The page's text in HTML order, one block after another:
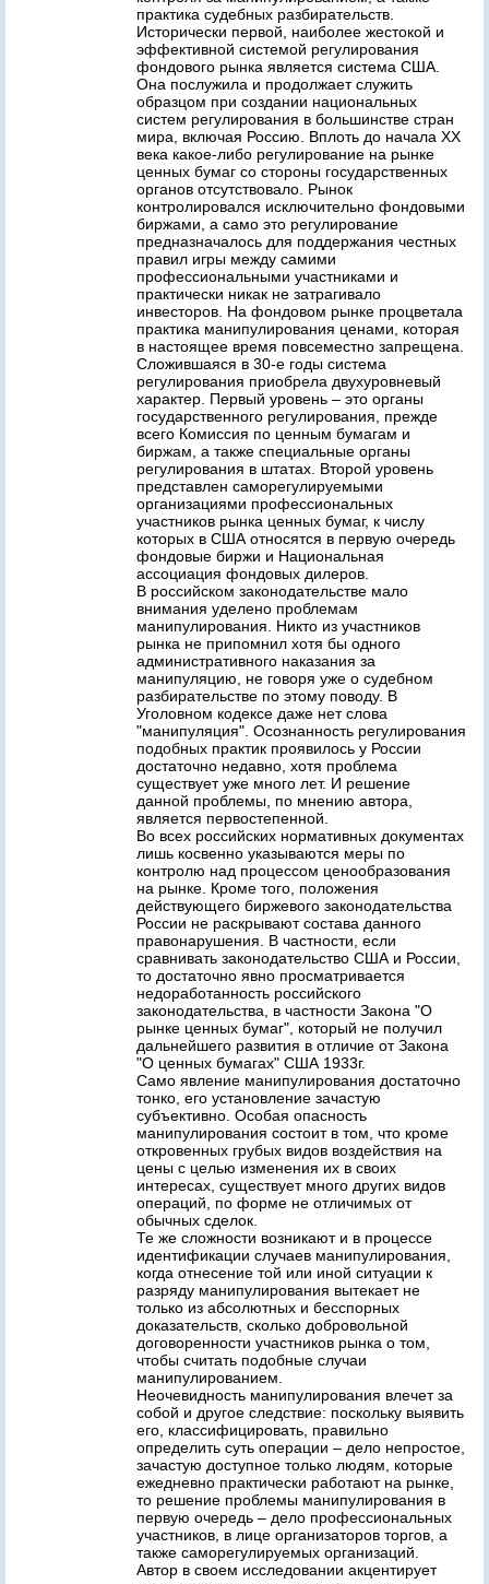
практика судебных разбирательств.
Исторически первой, наиболее жестокой и
эффективной системой регулирования
фондового рынка является система США.
Она послужила и продолжает служить
образцом при создании национальных
систем регулирования в большинстве стран
мира, включая Россию. Вплоть до начала ХХ
века какое-либо регулирование на рынке
ценных бумаг со стороны государственных
органов отсутствовало. Рынок
контролировался исключительно фондовыми
биржами, а само это регулирование
предназначалось для поддержания честных
правил игры между самими
профессиональными участниками и
практически никак не затрагивало
инвесторов. На фондовом рынке процветала
практика манипулирования ценами, которая
в настоящее время повсеместно запрещена.
Сложившаяся в 30-е годы система
регулирования приобрела двухуровневый
характер. Первый уровень – это органы
государственного регулирования, прежде
всего Комиссия по ценным бумагам и
биржам, а также специальные органы
регулирования в штатах. Второй уровень
представлен саморегулируемыми
организациями профессиональных
участников рынка ценных бумаг, к числу
которых в США относятся в первую очередь
фондовые биржи и Национальная
ассоциация фондовых дилеров.
В российском законодательстве мало
внимания уделено проблемам
манипулирования. Никто из участников
рынка не припомнил хотя бы одного
административного наказания за
манипуляцию, не говоря уже о судебном
разбирательстве по этому поводу. В
Уголовном кодексе даже нет слова
"манипуляция". Осознанность регулирования
подобных практик проявилось у России
достаточно недавно, хотя проблема
существует уже много лет. И решение
данной проблемы, по мнению автора,
является первостепенной.
Во всех российских нормативных документах
лишь косвенно указываются меры по
контролю над процессом ценообразования
на рынке. Кроме того, положения
действующего биржевого законодательства
России не раскрывают состава данного
правонарушения. В частности, если
сравнивать законодательство США и России,
то достаточно явно просматривается
недоработанность российского
законодательства, в частности Закона "О
рынке ценных бумаг", который не получил
дальнейшего развития в отличие от Закона
"О ценных бумагах" США 1933г.
Само явление манипулирования достаточно
тонко, его установление зачастую
субъективно. Особая опасность
манипулирования состоит в том, что кроме
откровенных грубых видов воздействия на
цены с целью изменения их в своих
интересах, существует много других видов
операций, по форме не отличимых от
обычных сделок.
Те же сложности возникают и в процессе
идентификации случаев манипулирования,
когда отнесение той или иной ситуации к
разряду манипулирования вытекает не
только из абсолютных и бесспорных
доказательств, сколько добровольной
договоренности участников рынка о том,
чтобы считать подобные случаи
манипулированием.
Неочевидность манипулирования влечет за
собой и другое следствие: поскольку выявить
его, классифицировать, правильно
определить суть операции – дело непростое,
зачастую доступное только людям, которые
ежедневно практически работают на рынке,
то решение проблемы манипулирования в
первую очередь – дело профессиональных
участников, в лице организаторов торгов, а
также саморегулируемых организаций.
Автор в своем исследовании акцентирует